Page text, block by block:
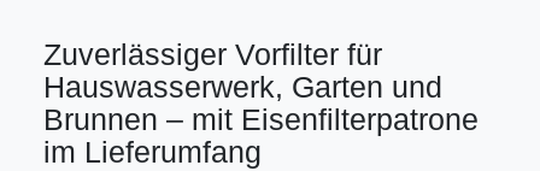
Zuverlässiger Vorfilter für
Hauswasserwerk, Garten und
Brunnen – mit Eisenfilterpatrone
im Lieferumfang